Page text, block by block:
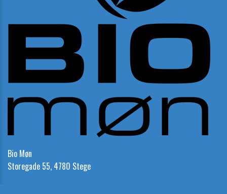
Bio Møn
Storegade 55, 4780 Stege